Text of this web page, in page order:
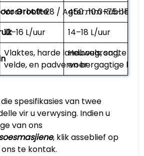
Grootte
Voor: 14.9-28 / Agter: 10.0-75-15
450 mm Rubber
12–16 L/uur 14–18 L/uur
Vlaktes, harde landbougrond,
velde, en padvervoer
Heuwels, sagte
en bergagtige
spesifikasies van twee
vir u verwysing. Indien u
van ons
, klik asseblief op
te kontak.